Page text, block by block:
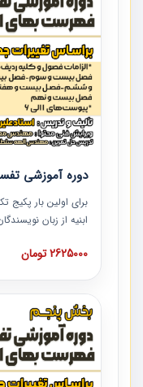
دوره آموزشی
برای اولین بار پکیج
ابنیه از زبان
ردیف ها و مطالب
دوره به صورت کامل
دوره با کلام مهندس
مشاور در امر بازنگری
همکارانی که در
توصیه می کنیم از
2625000 تومان